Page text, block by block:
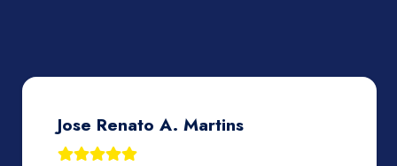
Jose Renato A. Martins